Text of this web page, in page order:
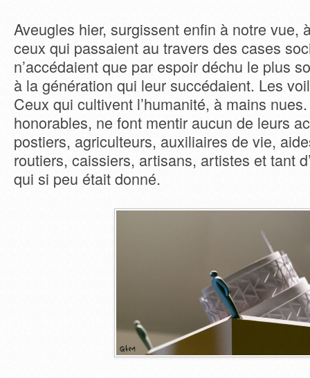
Aveugles hier, surgissent enfin à notre vue,
ceux qui passaient au travers des cases
n’accédaient que par espoir déchu le plus
à la génération qui leur succédaient. Les
Ceux qui cultivent l’humanité, à mains
honorables, ne font mentir aucun de leurs
postiers, agriculteurs, auxiliaires de vie,
routiers, caissiers, artisans, artistes et tant
qui si peu était donné.